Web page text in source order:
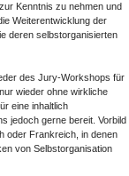
Kenntnis zu nehmen und
Weiterentwicklung der
deren selbstorganisierten
des Jury-Workshops für
wieder ohne wirkliche
eine inhaltlich
jedoch gerne bereit. Vorbild
oder Frankreich, in denen
von Selbstorganisation